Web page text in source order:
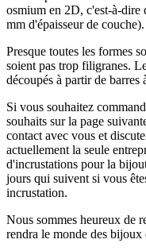
osmium en 2D, c'est-à-dire
mm d'épaisseur de couche).
Presque toutes les formes
soient pas trop filigranes.
découpés à partir de barres
Si vous souhaitez
souhaits sur la page
contact avec vous et
actuellement la seule
d'incrustations pour la
jours qui suivent si vous
incrustation.
Nous sommes heureux de
rendra le monde des